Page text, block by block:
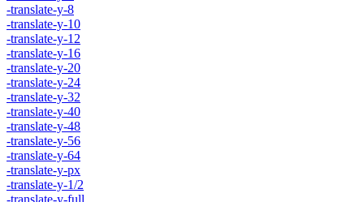
-translate-y-8
-translate-y-10
-translate-y-12
-translate-y-16
-translate-y-20
-translate-y-24
-translate-y-32
-translate-y-40
-translate-y-48
-translate-y-56
-translate-y-64
-translate-y-px
-translate-y-1/2
-translate-y-full